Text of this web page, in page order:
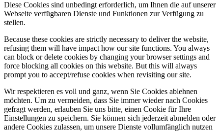
Diese Cookies sind unbedingt erforderlich, um Ihnen die auf unserer
Webseite verfügbaren Dienste und Funktionen zur Verfügung zu
stellen.
Because these cookies are strictly necessary to deliver the website,
refusing them will have impact how our site functions. You always
can block or delete cookies by changing your browser settings and
force blocking all cookies on this website. But this will always
prompt you to accept/refuse cookies when revisiting our site.
Wir respektieren es voll und ganz, wenn Sie Cookies ablehnen
möchten. Um zu vermeiden, dass Sie immer wieder nach Cookies
gefragt werden, erlauben Sie uns bitte, einen Cookie für Ihre
Einstellungen zu speichern. Sie können sich jederzeit abmelden oder
andere Cookies zulassen, um unsere Dienste vollumfänglich nutzen